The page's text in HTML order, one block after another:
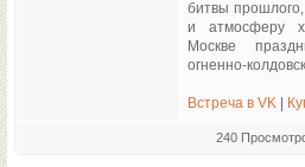
битвы
и атмосферу
Москве
огненно-
Встреча в VK
240